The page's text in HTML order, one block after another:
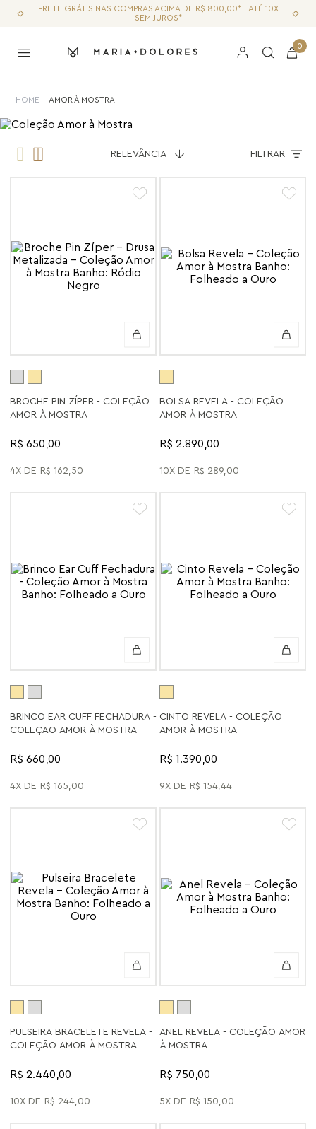
FRETE GRÁTIS NAS COMPRAS ACIMA DE R$ 800,00* | ATÉ 10X
SEM JUROS*
0
AMOR À MOSTRA
RELEVÂNCIA FILTRAR
BROCHE PIN ZÍPER - COLEÇÃO
AMOR À MOSTRA
R$ 650,00
4 R$ 162,50
BOLSA REVELA - COLEÇÃO
AMOR À MOSTRA
R$ 2.890,00
10 R$ 289,00
BRINCO EAR CUFF FECHADURA -
COLEÇÃO AMOR À MOSTRA
R$ 660,00
4 R$ 165,00
CINTO REVELA - COLEÇÃO
AMOR À MOSTRA
R$ 1.390,00
9 R$ 154,44
PULSEIRA BRACELETE REVELA -
COLEÇÃO AMOR À MOSTRA
R$ 2.440,00
10 R$ 244,00
ANEL REVELA - COLEÇÃO AMOR
À MOSTRA
R$ 750,00
5 R$ 150,00